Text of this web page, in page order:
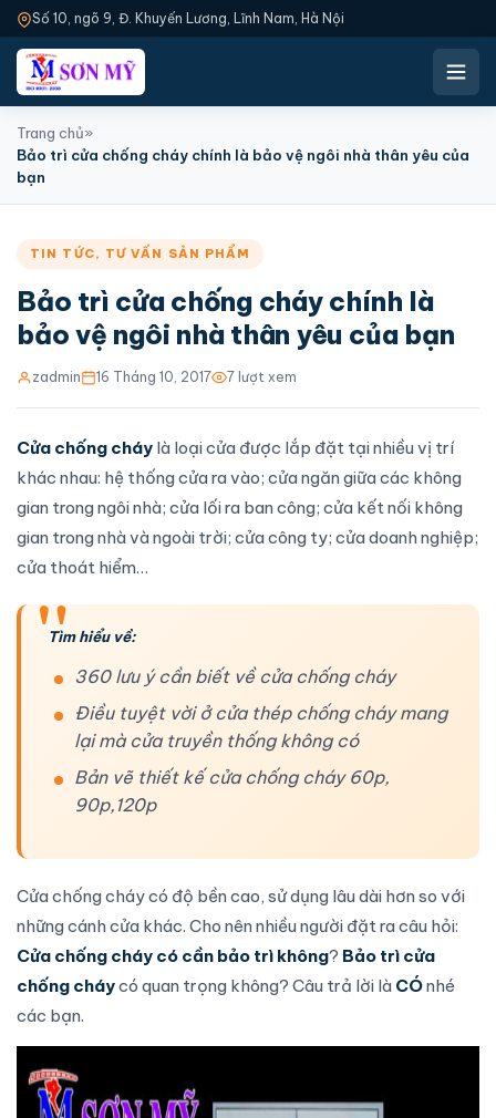
Số 10, ngõ 9, Đ. Khuyến Lương, Lĩnh Nam, Hà Nội
Trang chủ»
Bảo trì cửa chống cháy chính là bảo vệ ngôi nhà thân yêu của
bạn
TIN TỨC, TƯ VẤN SẢN PHẨM
Bảo trì cửa chống cháy chính là
bảo vệ ngôi nhà thân yêu của bạn
zadmin 16 Tháng 10, 2017 7 lượt xem
Cửa chống cháy là loại cửa được lắp đặt tại nhiều vị trí
khác nhau: hệ thống cửa ra vào; cửa ngăn giữa các không
gian trong ngôi nhà; cửa lối ra ban công; cửa kết nối không
gian trong nhà và ngoài trời; cửa công ty; cửa doanh nghiệp;
cửa thoát hiểm…
Tìm hiểu về:
360 lưu ý cần biết về cửa chống cháy
Điều tuyệt vời ở cửa thép chống cháy mang
lại mà cửa truyền thống không có
Bản vẽ thiết kế cửa chống cháy 60p,
90p,120p
Cửa chống cháycó độ bền cao, sử dụng lâu dài hơn so với
những cánh cửa khác. Cho nên nhiều người đặt ra câu hỏi:
Cửa chống cháy có cần bảo trì không? Bảo trì cửa
chống cháycó quan trọng không? Câu trả lời là CÓnhé
các bạn.